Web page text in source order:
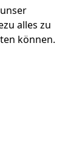
alles zu
können.